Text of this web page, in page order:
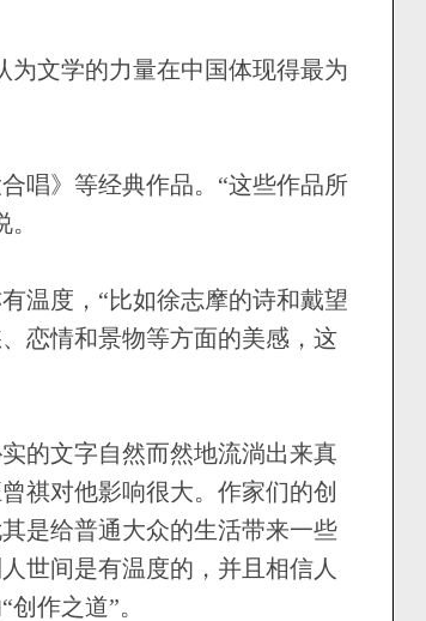
文学的力量在中国体现得最为
》等经典作品。“这些作品所
度，“比如徐志摩的诗和戴望
恋情和景物等方面的美感，这
文字自然而然地流淌出来真
祺对他影响很大。作家们的创
是给普通大众的生活带来一些
世间是有温度的，并且相信人
作之道”。